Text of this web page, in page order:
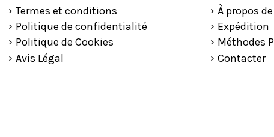
Termes et conditions
Politique de confidentialité
Politique de Cookies
Avis Légal
À propos
Expédition
Méthodes
Contacter